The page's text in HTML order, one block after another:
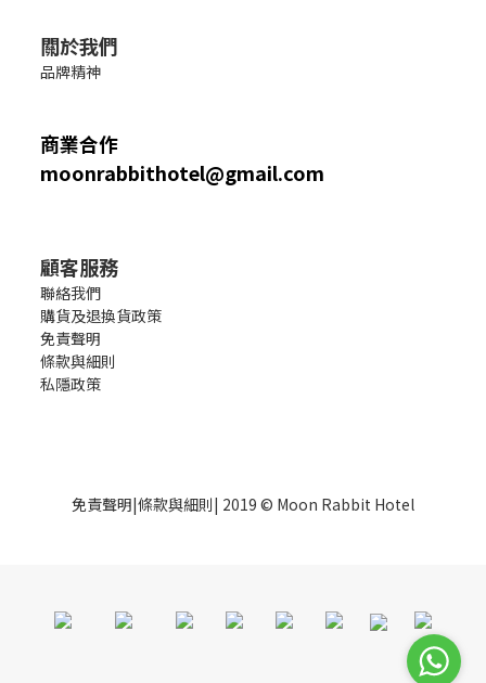
關於我們
品牌精神
商業合作
moonrabbithotel@gmail.com
顧客服務
聯絡我們
購貨及退換貨政策
免責聲明
條款與細則
私隱政策
免責聲明|條款與細則| 2019 © Moon Rabbit Hotel